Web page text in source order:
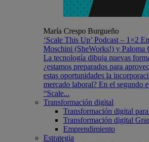
María Crespo Burgueño
‘Scale This Up’ Podcast – 1×2
Moschini (SheWorks!) y Paloma
La tecnología dibuja nuevas
¿estamos preparados para
estas oportunidades la
mercado laboral? En el segundo
“Scale...
Transformación digital
Transformación digital
Transformación digital
Emprendimiento
Estrategia